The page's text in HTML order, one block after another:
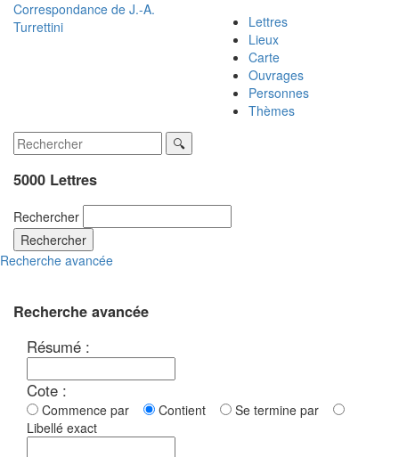
Correspondance de J.-A.
Turrettini
Lettres
Lieux
Carte
Ouvrages
Personnes
Thèmes
5000 Lettres
Rechercher
Rechercher
Recherche avancée
Recherche avancée
Résumé :
Cote :
Commence par Contient
Se termine par
Libellé exact